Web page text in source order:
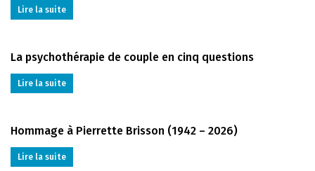
Lire la suite
La psychothérapie de couple en cinq questions
Lire la suite
Hommage à Pierrette Brisson (1942 – 2026)
Lire la suite